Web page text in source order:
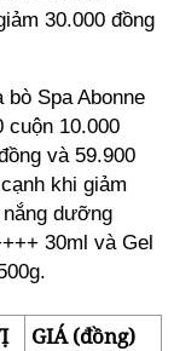
30.000 đồng
Spa Abonne
cuộn 10.000
và 59.900
khi giảm
dưỡng
30ml và Gel
GIÁ (đồng)